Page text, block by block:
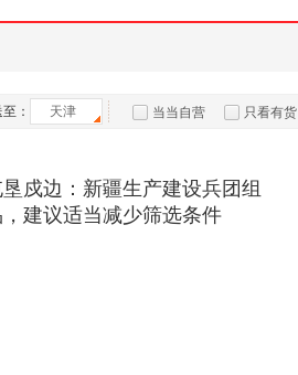
： 天津 当当自营 只看有货
戍边：新疆生产建设兵团组
建议适当减少筛选条件